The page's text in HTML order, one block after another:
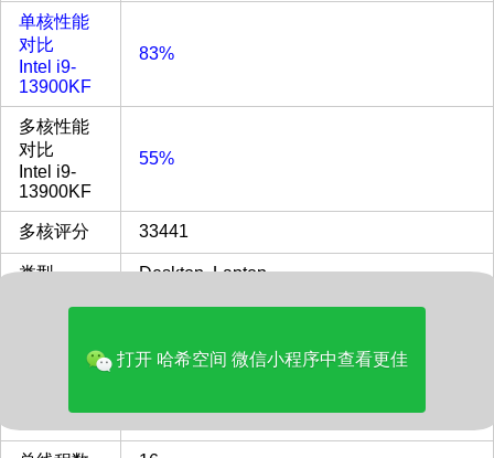
单核性能
对比
Intel i9-
13900KF
83%
多核性能
对比
Intel i9-
13900KF
55%
多核评分 33441
类型 Desktop, Laptop
CPU插槽
5.0
总核心 8
打开 哈希空间 微信小程序中查看更佳